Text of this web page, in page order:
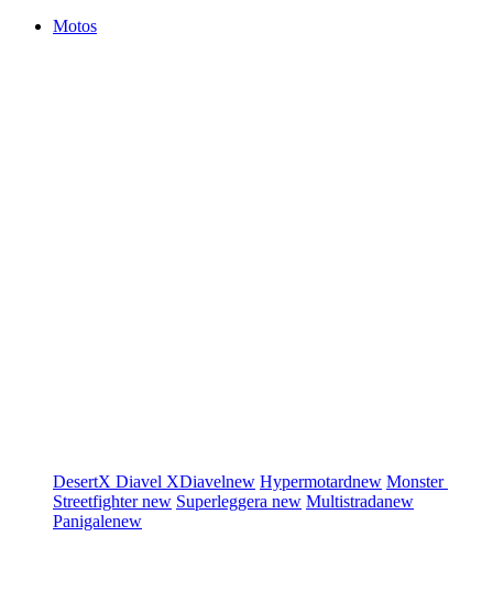
Motos
DesertX Diavel XDiavelnew Hypermotardnew Monster
Streetfighternew Superleggera new Multistradanew
Panigalenew